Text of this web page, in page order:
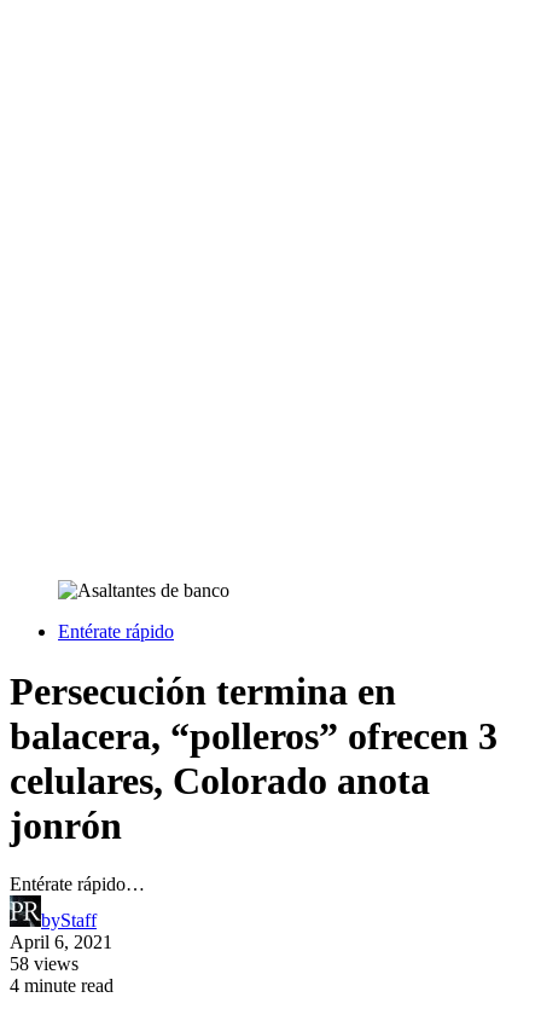
Entérate rápido
Persecución termina en
balacera, “polleros” ofrecen 3
celulares, Colorado anota
jonrón
Entérate rápido…
byStaff
April 6, 2021
58 views
4 minute read